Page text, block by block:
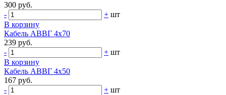
300 руб.
-
+ шт
В корзину
Кабель АВВГ 4х70
239 руб.
-
+ шт
В корзину
Кабель АВВГ 4х50
167 руб.
-
+ шт